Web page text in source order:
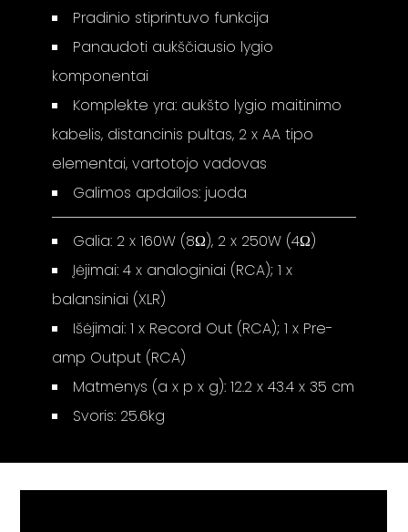
Pradinio stiprintuvo funkcija
Panaudoti aukščiausio lygio
komponentai
Komplekte yra: aukšto lygio maitinimo
kabelis, distancinis pultas, 2 x AA tipo
elementai, vartotojo vadovas
Galimos apdailos: juoda
Galia: 2 x 160W (8Ω), 2 x 250W (4Ω)
Įėjimai: 4 x analoginiai (RCA); 1 x
balansiniai (XLR)
Išėjimai: 1 x Record Out (RCA); 1 x Pre-
amp Output (RCA)
Matmenys (a x p x g): 12.2 x 43.4 x 35 cm
Svoris: 25.6kg